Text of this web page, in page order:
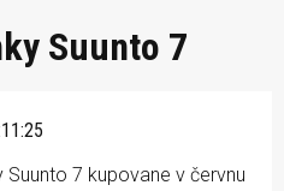
Suunto 7
7 kupovane v červnu